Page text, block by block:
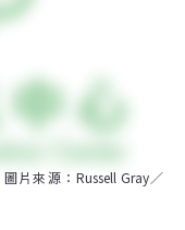
片來源：Russell Gray／